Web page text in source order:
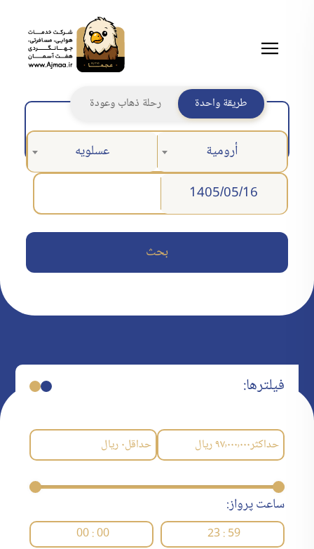
طريقة واحدة رحلة ذهاب وعودة
أرومية عسلويه
بحث
فیلترها:
حداکثر۹۷٬۰۰۰٬۰۰۰ریال حداقل۰ریال
ساعت پرواز:
23 : 59
00 : 00